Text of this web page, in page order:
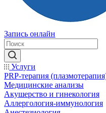
Запись онлайн
Услуги
PRP-терапия
Медицинские анализы
Акушерство и гинекология
Аллергология-иммунология